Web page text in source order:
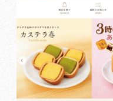
SYSTEMS